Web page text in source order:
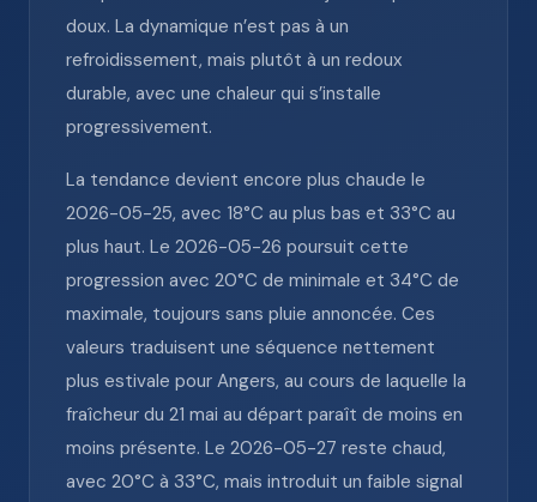
doux. La dynamique n’est pas à un
refroidissement, mais plutôt à un redoux
durable, avec une chaleur qui s’installe
progressivement.
La tendance devient encore plus chaude le
2026-05-25, avec 18°C au plus bas et 33°C au
plus haut. Le 2026-05-26 poursuit cette
progression avec 20°C de minimale et 34°C de
maximale, toujours sans pluie annoncée. Ces
valeurs traduisent une séquence nettement
plus estivale pour Angers, au cours de laquelle la
fraîcheur du 21 mai au départ paraît de moins en
moins présente. Le 2026-05-27 reste chaud,
avec 20°C à 33°C, mais introduit un faible signal